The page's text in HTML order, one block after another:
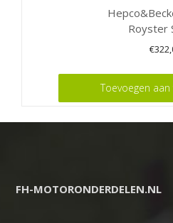
Royster
€
Toevoegen
FH-MOTORONDERDELEN.NL